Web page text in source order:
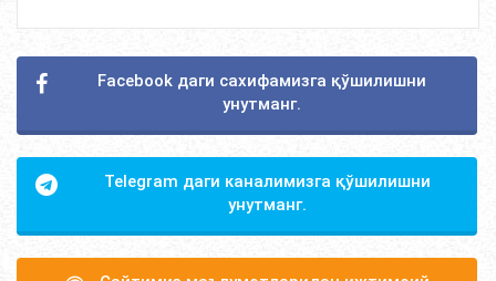
Facebook даги сахифамизга қўшилишни
унутманг.
Telegram даги каналимизга қўшилишни
унутманг.